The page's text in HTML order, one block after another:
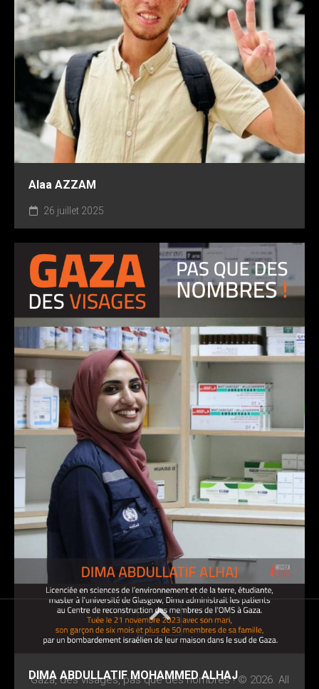
Alaa AZZAM
26 juillet 2025
DIMA ABDULLATIF MOHAMMED ALHAJ
Gaza, des visages, pas que des nombres ! © 2026. All